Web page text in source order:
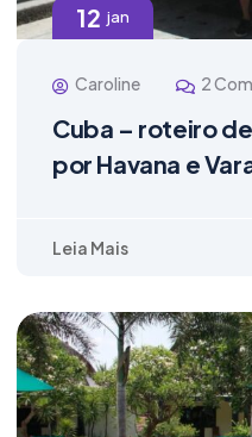
12 jan
Caroline 2
Cuba – roteiro
por Havana e
Leia Mais